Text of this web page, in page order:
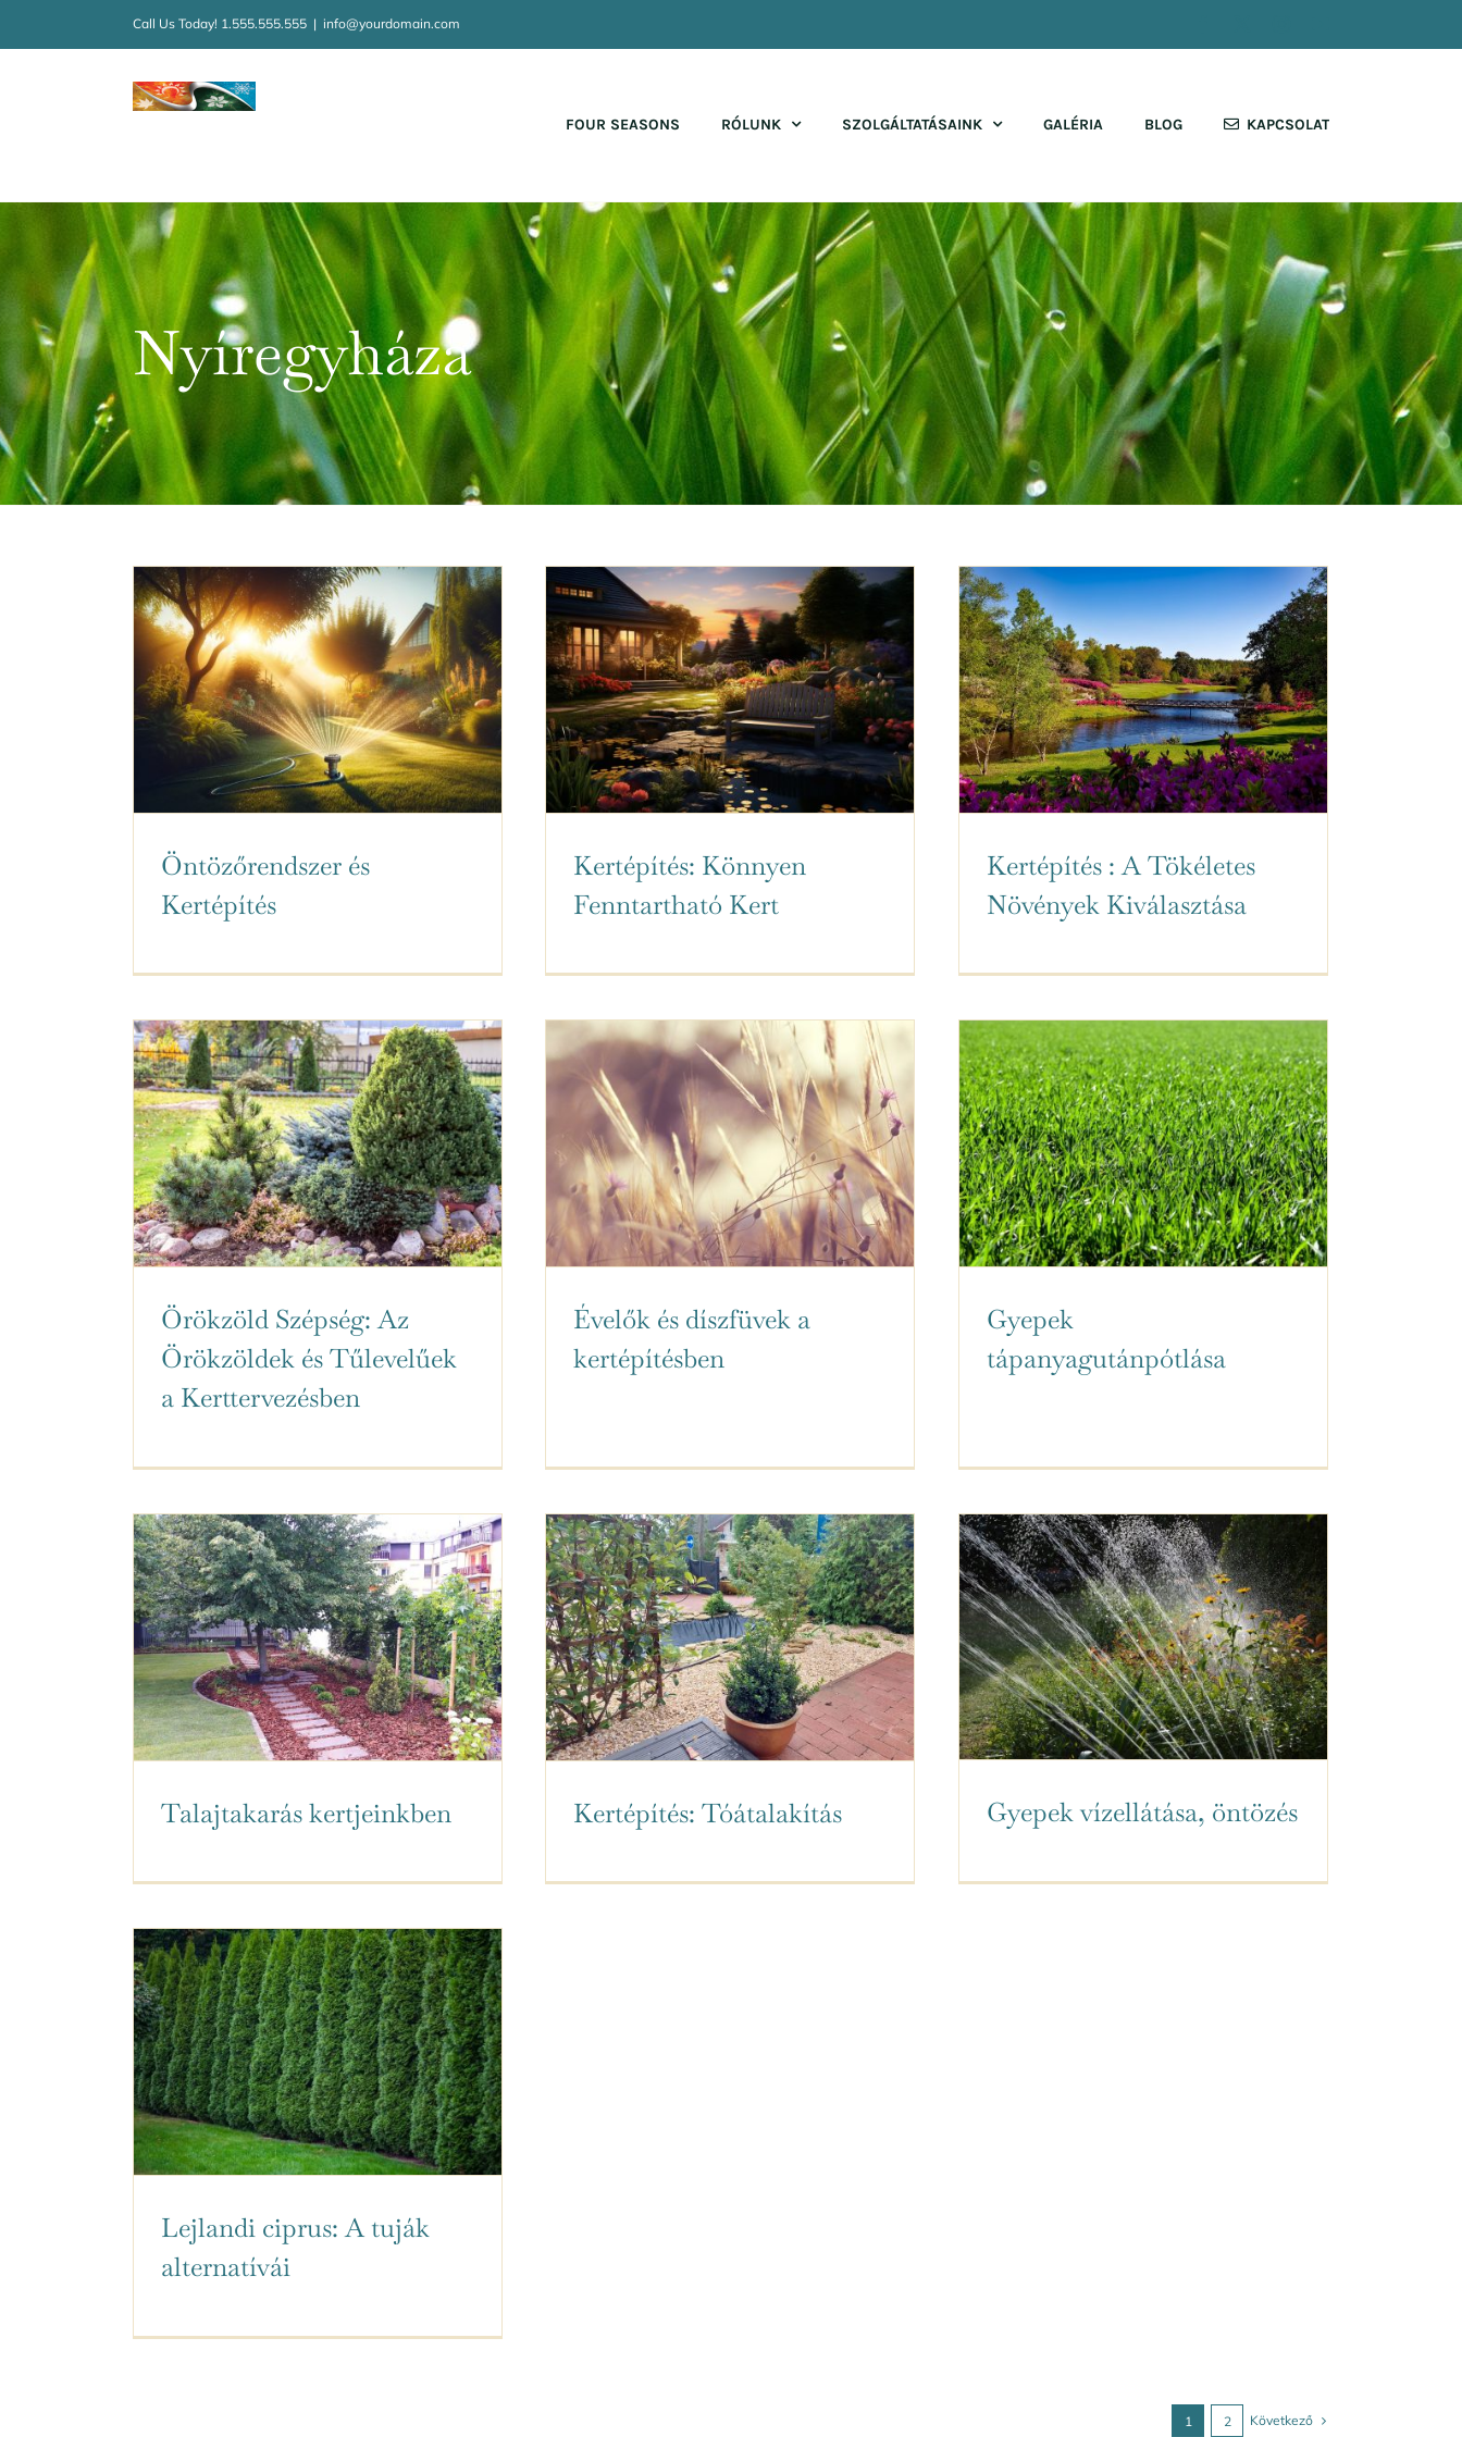
Call Us Today! 1.555.555.555 | info@yourdomain.com
FOUR SEASONS RÓLUNK SZOLGÁLTATÁSAINK GALÉRIA BLOG KAPCSOLAT
Nyíregyháza
Öntözőrendszer és
Kertépítés
Kertépítés: Könnyen
Fenntartható Kert
Kertépítés : A Tökéletes
Növények Kiválasztása
Örökzöld Szépség: Az
Örökzöldek és Tűlevelűek
a Kerttervezésben
Évelők és díszfüvek a
kertépítésben
Gyepek
tápanyagutánpótlása
Talajtakarás kertjeinkben Kertépítés: Tóátalakítás Gyepek vízellátása, öntözés
Lejlandi ciprus: A tuják
alternatívái
1 2 Következő